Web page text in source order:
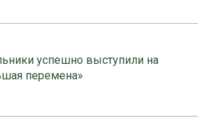
успешно выступили на
перемена»